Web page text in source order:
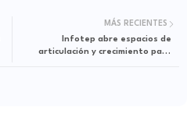
MÁS RECIENTES
Infotep abre espacios de
articulación y crecimiento para